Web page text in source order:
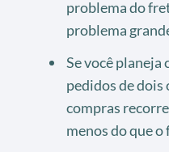
problema do
problema
Se você planeja
pedidos de dois
compras
menos do que